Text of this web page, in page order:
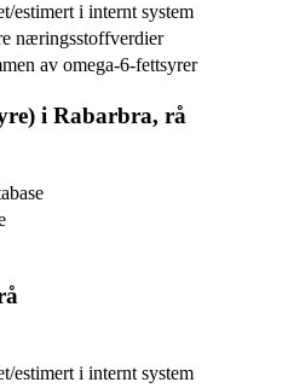
estimert i internt system
næringsstoffverdier
av omega-6-fettsyrer
i Rabarbra, rå
estimert i internt system